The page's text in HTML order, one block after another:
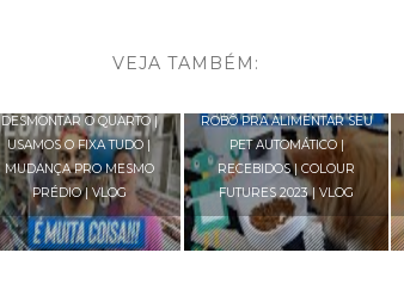
VEJA TAMBÉM:
DESMONTAR O QUARTO |
USAMOS O FIXA TUDO |
MUDANÇA PRO MESMO
PRÉDIO | VLOG
ROBÔ PRA ALIMENTAR SEU
PET AUTOMÁTICO |
RECEBIDOS | COLOUR
FUTURES 2023 | VLOG